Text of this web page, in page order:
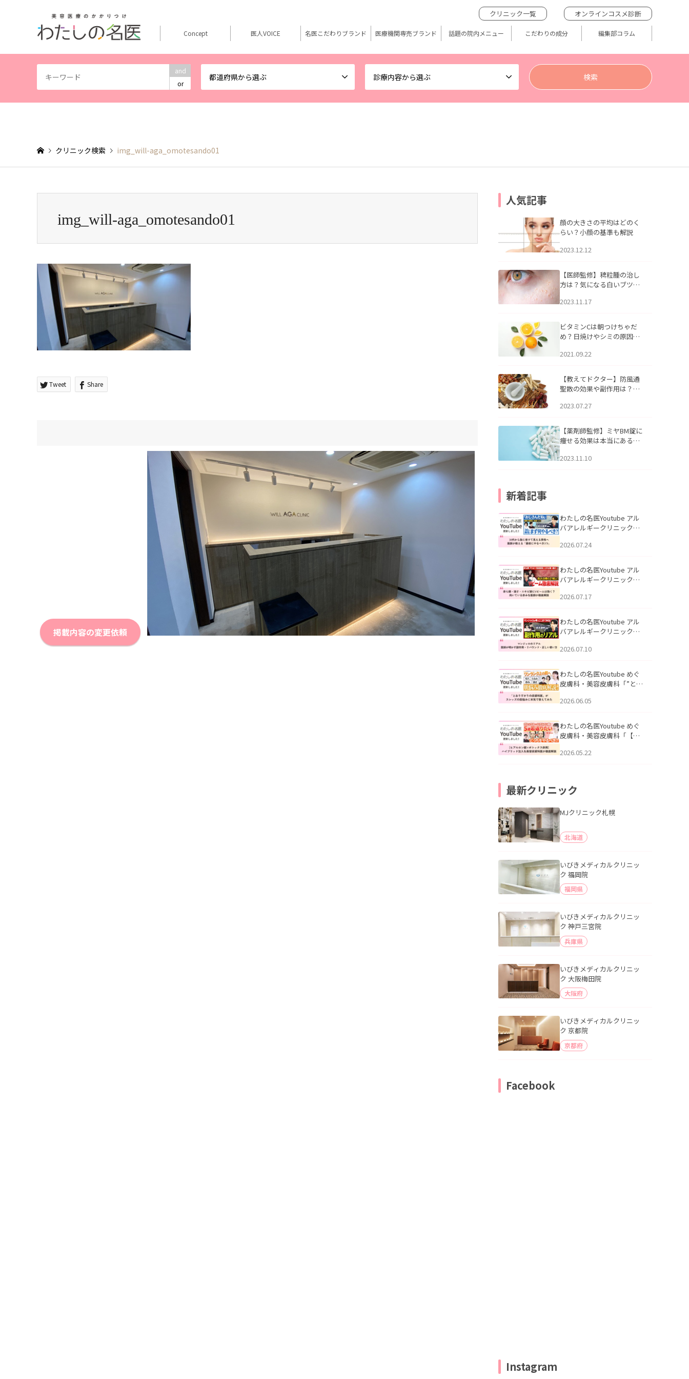
and
or
都道府県から選ぶ 診療内容から選ぶ
クリニック一覧 オンラインコスメ診断
Concept 医人VOICE 名医こだわりブランド 医療機関専売ブランド 話題の院内メニュー こだわりの成分 編集部コラム
クリニック検索 img_will-aga_omotesando01
img_will-aga_omotesando01
Tweet Share
掲載内容の変更依頼
人気記事
顔の大きさの平均はどのく
らい？小顔の基準も解説
2023.12.12
【医師監修】稗粒腫の治し
方は？気になる白いブツブ
アについて
2023.11.17
ビタミンCは朝つけちゃだ
め？日焼けやシミの原因に
2021.09.22
【教えてドクター】防風通
聖散の効果や副作用は？長
2023.07.27
【薬剤師監修】ミヤBM錠に
痩せる効果は本当にある
2023.11.10
新着記事
わたしの名医Youtube アル
バアレルギークリニック札
える男性へ｜医師が教える
公開いたしました。
2026.07.24
わたしの名医Youtube アル
バアレルギークリニック札
跡にVビームは効く？向いて
説」を公開いたしました。
2026.07.17
わたしの名医Youtube アル
バアレルギークリニック札
医師が明かす副作用・リバ
公開いたしました。
2026.07.10
わたしの名医Youtube めぐ
皮膚科・美容皮膚科「”とお
ッズの肌悩みに本気で答え
た。
2026.06.05
わたしの名医Youtube めぐ
皮膚科・美容皮膚科「【ヒ
用】ハイブリッド注入を美
2026.05.22
最新クリニック
MJクリニック札幌
北海道
いびきメディカルクリニッ
ク 福岡院
福岡県
いびきメディカルクリニッ
ク 神戸三宮院
兵庫県
いびきメディカルクリニッ
ク 大阪梅田院
大阪府
いびきメディカルクリニッ
ク 京都院
京都府
Facebook
Instagram